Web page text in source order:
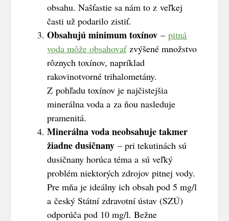
obsahu. Našťastie sa nám to z veľkej
časti už podarilo zistiť.
Obsahujú minimum toxínov –pitná
voda môže obsahovaťzvýšené množstvo
rôznych toxínov, napríklad
rakovinotvorné trihalometány.
Z pohľadu toxínov je najčistejšia
minerálna voda a za ňou nasleduje
pramenitá.
Minerálna voda neobsahuje takmer
žiadne dusičnany – pri tekutinách sú
dusičnany horúca téma a sú veľký
problém niektorých zdrojov pitnej vody.
Pre mňa je ideálny ich obsah pod 5 mg/l
a český Státní zdravotní ústav (SZÚ)
odporúča pod 10 mg/l. Bežne